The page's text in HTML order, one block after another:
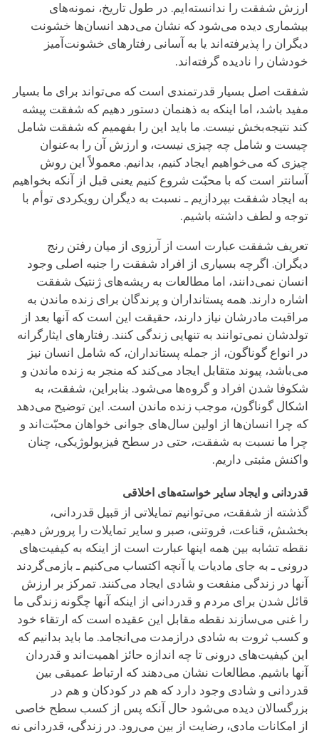
ارزش شفقت را ندانسته‌ایم. در طول تاریخ، نمونه‌های
بیشماری دیده می‌شود که نشان می‌دهد انسان‌ها خشونت
دیگران را پذیرفته‌اند یا به آسانی رفتارهای خشونت‌آمیز
خودشان را نادیده گرفته‌اند.
شفقت اصل بسیار قدرتمندی است که می‌تواند برای ما بسیار
مفید باشد، اما اینکه به ذهنمان دستور دهیم که شفقت پیشه
کند نتیجه‌بخش نیست. ما باید این را بفهمیم که شفقت شامل
چیست و شامل چه چیزی نیست، و ارزش آن را به‌عنوان
چیزی که می‌خواهیم ایجاد کنیم، بدانیم. معمولاً این روش
آسانتر است که با محبّت شروع کنیم یعنی قبل از آنکه بخواهیم
به ایجاد شفقت بپردازیم ـ نسبت به دیگران رویکردی توأم با
توجه و لطف داشته باشیم.
تعریف شفقت عبارت است از آرزوی از میان رفتن رنج
دیگران. اگرچه بسیاری از افراد شفقت را جنبه اصلی وجود
انسان نمی‌دانند، اما مطالعات به ریشه‌های ژنتیک شفقت
اشاره دارند. همه پستانداران و پرندگان برای زنده ماندن به
مراقبت مادرشان نیاز دارند، حقیقت این است که آنها بعد از
تولدشان نمی‌توانند به تنهایی زندگی کنند. رفتارهای ایثارگرانه
در انواع گوناگون، از جمله پستانداران، که شامل انسان نیز
می‌باشد، پیوند متقابل ایجاد می‌کند که منجر به زنده ماندن و
شکوفا شدن افراد و گروه‌ها می‌شود. بنابراین، شفقت، به
اشکال گوناگون، موجب زنده ماندن است. این توضیح می‌دهد
که چرا انسان‌ها از اولین سال‌های جوانی خواهان محبّت‌اند و
چرا ما نسبت به شفقت، حتی در سطح فیزیولوژیکی، چنان
واکنش مثبتی داریم.
قدردانی و ایجاد سایر خواسته‌های اخلاقی
گذشته از شفقت، می‌توانیم تمایلاتی از قبیل قدردانی،
بخشش، قناعت، فروتنی، صبر و سایر تمایلات را پرورش دهیم.
نقطه تشابه بین همه اینها عبارت است از اینکه به کیفیت‌های
درونی ـ به‌ جای مادیات یا آنچه اکتساب می‌کنیم ـ بازمی‌گردند
آنها در زندگی منفعت و شادی ایجاد می‌کنند. تمرکز بر ارزش
قائل شدن برای مردم و قدردانی از اینکه آنها چگونه زندگی ما
را غنی می‌سازند نقطه مقابل این عقیده است که ارتقاء خود
و کسب ثروت به شادی درازمدت می‌انجامد. ما باید بدانیم که
این کیفیت‌های درونی تا چه اندازه حائز اهمیت‌اند و قدردان
آنها باشیم. مطالعات نشان می‌دهند که ارتباط عمیقی بین
قدردانی و شادی وجود دارد که هم در کودکان و هم در
بزرگسالان دیده می‌شود حال آنکه پس از کسب سطح خاصی
از امکانات مادی، رضایت از بین می‌رود. در زندگی، قدردانی نه